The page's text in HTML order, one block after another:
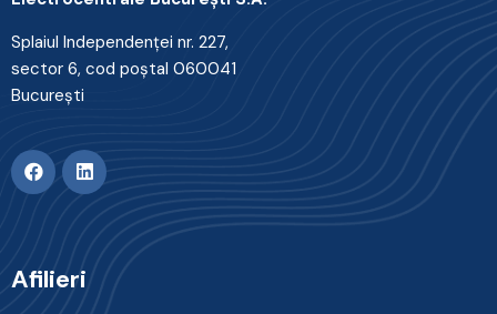
Splaiul Independenţei nr. 227,
sector 6, cod poştal 060041
Bucureşti
Afilieri